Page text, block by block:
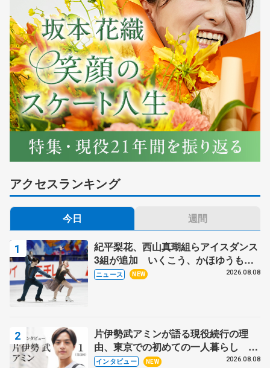
アクセスランキング
今日 週間
紀平梨花、西山真瑚組らアイスダンス
3組が追加 いくこう、かほゆうも、
木下グループ杯
ニュース NEW 2026.08.08
片伊勢武アミンが語る現役続行の理
由、東京での初めての一人暮らし 注
目スケーターの「今」に迫る
インタビュー NEW 2026.08.08